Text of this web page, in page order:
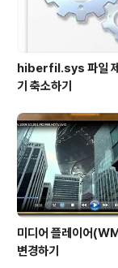
hiberfil.sys 파일
기 축소하기
미디어 플레이어
변경하기